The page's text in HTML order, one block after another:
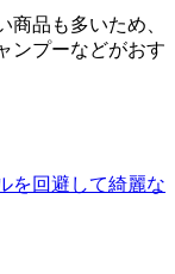
品も多いため、
ンプーなどがおす
を回避して綺麗な